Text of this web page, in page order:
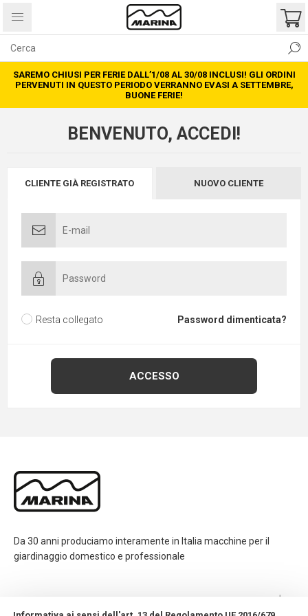
SAREMO CHIUSI PER FERIE DALL’1/08 AL 30/08 INCLUSI! GLI ORDINI
PERVENUTI IN QUESTO PERIODO VERRANNO EVASI A SETTEMBRE,
BUONE FERIE!
BENVENUTO, ACCEDI!
CLIENTE GIÀ REGISTRATO NUOVO CLIENTE
Resta collegato Password dimenticata?
Da 30 anni produciamo interamente in Italia macchine per il
giardinaggio domestico e professionale